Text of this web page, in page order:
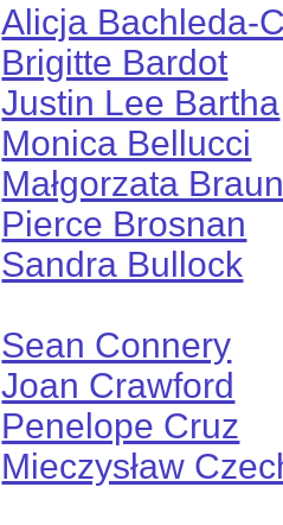
Alicja Bachleda-
Brigitte Bardot
Justin Lee Bartha
Monica Bellucci
Małgorzata
Pierce Brosnan
Sandra Bullock
Sean Connery
Joan Crawford
Penelope Cruz
Mieczysław